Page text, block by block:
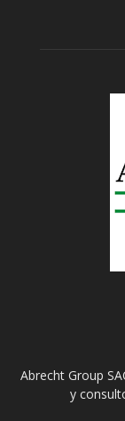
Abrecht Group
y